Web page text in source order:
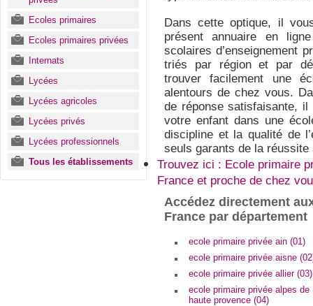
Ecoles primaires
Ecoles primaires privées
Internats
Lycées
Lycées agricoles
Lycées privés
Lycées professionnels
Tous les établissements
Dans cette optique, il
présent annuaire en
scolaires d’enseignement
triés par région et par
trouver facilement une
alentours de chez vous.
de réponse satisfaisante,
votre enfant dans une
discipline et la qualité de
seuls garants de la
Trouvez ici : Ecole primaire
France et proche de chez
Accédez directement
France par département
ecole primaire privée ain (01)
ecole primaire privée aisne
ecole primaire privée allier (03)
ecole primaire privée alpes de
haute provence (04)